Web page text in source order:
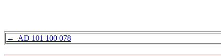
← AD 101 100 078